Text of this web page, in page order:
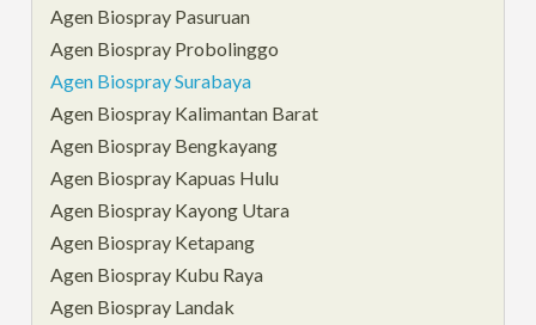
Agen Biospray Pasuruan
Agen Biospray Probolinggo
Agen Biospray Surabaya
Agen Biospray Kalimantan Barat
Agen Biospray Bengkayang
Agen Biospray Kapuas Hulu
Agen Biospray Kayong Utara
Agen Biospray Ketapang
Agen Biospray Kubu Raya
Agen Biospray Landak